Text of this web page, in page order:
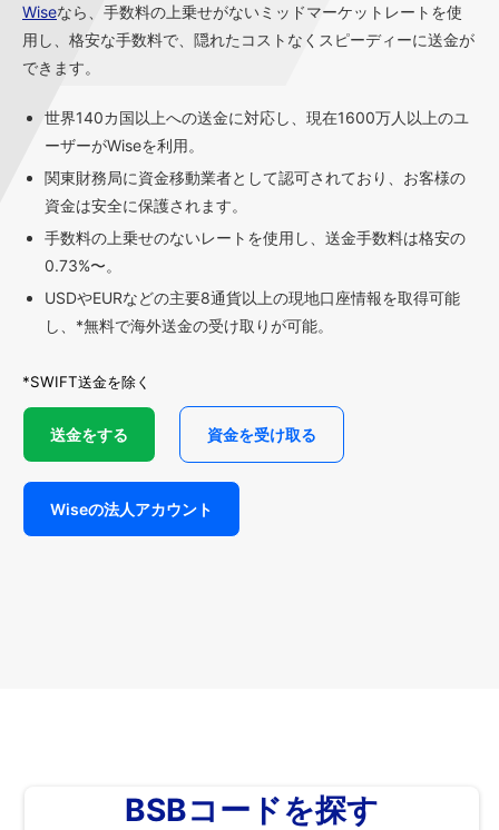
Wiseなら、手数料の上乗せがないミッドマーケットレートを使
用し、格安な手数料で、隠れたコストなくスピーディーに送金が
できます。
世界140カ国以上への送金に対応し、現在1600万人以上のユ
ーザーがWiseを利用。
関東財務局に資金移動業者として認可されており、お客様の
資金は安全に保護されます。
手数料の上乗せのないレートを使用し、送金手数料は格安の
0.73%〜。
USDやEURなどの主要8通貨以上の現地口座情報を取得可能
し、*無料で海外送金の受け取りが可能。
*SWIFT送金を除く
送金をする 資金を受け取る
Wiseの法人アカウント
BSBコードを探す